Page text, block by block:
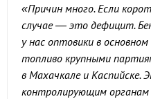
«Причин много. Если
случае — это дефицит.
у нас оптовики в
топливо крупными
в Махачкале и Каспийске.
контролирующим